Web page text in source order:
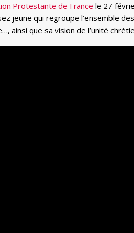
Protestante de France le 27
jeune qui regroupe l’ensemble
ainsi que sa vision de l’unité